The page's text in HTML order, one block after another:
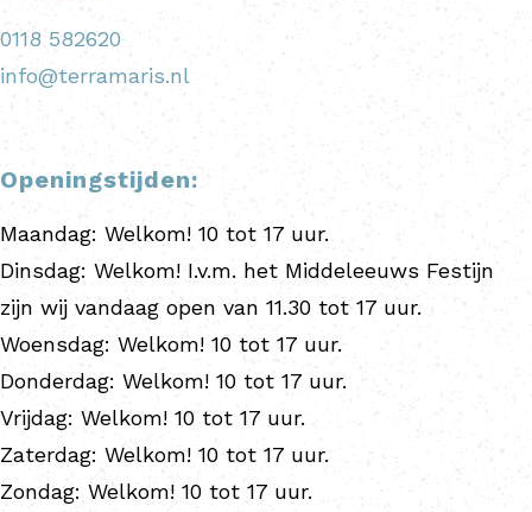
0118 582620
info@terramaris.nl
Openingstijden:
Maandag: Welkom! 10 tot 17 uur.
Dinsdag: Welkom! I.v.m. het Middeleeuws Festijn
zijn wij vandaag open van 11.30 tot 17 uur.
Woensdag: Welkom! 10 tot 17 uur.
Donderdag: Welkom! 10 tot 17 uur.
Vrijdag: Welkom! 10 tot 17 uur.
Zaterdag: Welkom! 10 tot 17 uur.
Zondag: Welkom! 10 tot 17 uur.